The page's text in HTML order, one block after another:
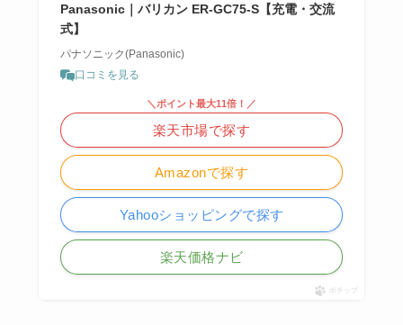
Panasonic｜バリカン ER-GC75-S【充電・交流
式】
パナソニック(Panasonic)
口コミを見る
Amazonで探す
＼ポイント最大11倍！／
楽天市場で探す
Yahooショッピングで探す
楽天価格ナビ
ポチップ